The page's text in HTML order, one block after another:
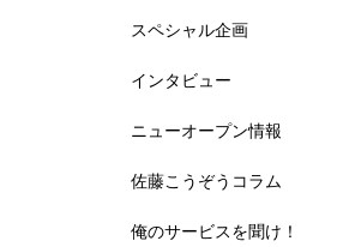
スペシャル企画
インタビュー
ニューオープン情報
佐藤こうぞうコラム
俺のサービスを聞け！